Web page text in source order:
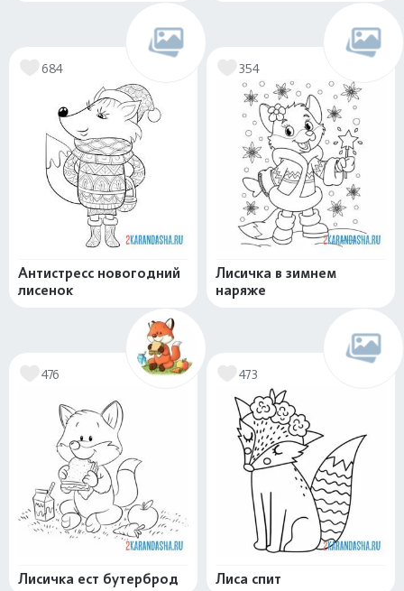
684
Антистресс новогодний
лисенок
354
Лисичка в зимнем
наряже
476
Лисичка ест бутерброд
473
Лиса спит